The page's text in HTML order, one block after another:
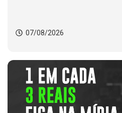
07/08/2026